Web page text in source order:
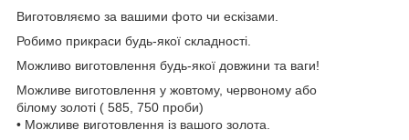
Виготовляємо за вашими фото чи ескізами.
Робимо прикраси будь-якої складності.
Можливо виготовлення будь-якої довжини та ваги!
Можливе виготовлення у жовтому, червоному або
білому золоті ( 585, 750 проби)
• Можливе виготовлення із вашого золота.